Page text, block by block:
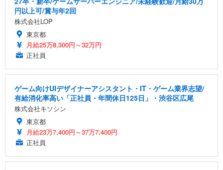
円以上可/賞与年2回
株式会社LOP
東京都
月給25万8,300円～32万円
正社員
ゲーム向けUIデザイナーアシスタント・IT・ゲーム業界志望/
有給消化率高い「正社員・年間休日125日」・渋谷区広尾
株式会社キソシン
東京都
月給23万7,400円～37万7,400円
正社員